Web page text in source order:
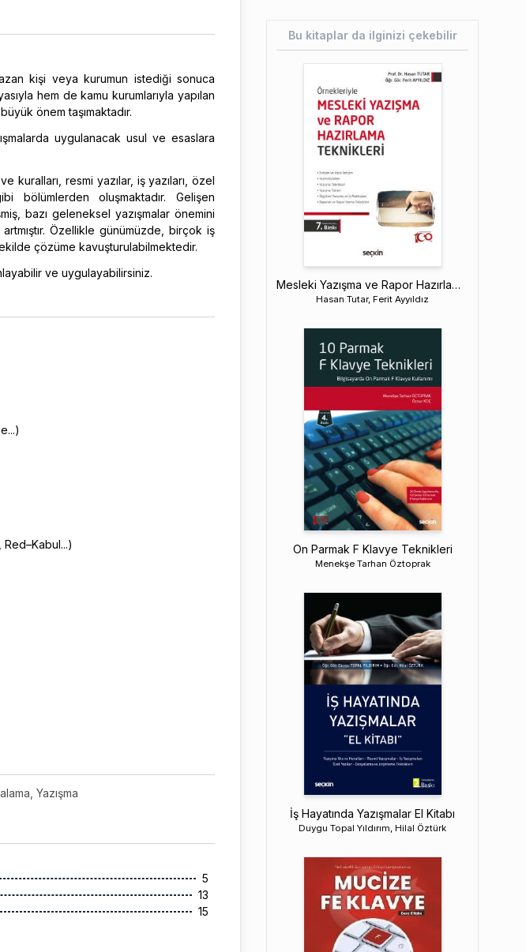
kişi veya kurumun istediği sonuca
hem de kamu kurumlarıyla yapılan
önem taşımaktadır.
uygulanacak usul ve esaslara
kuralları, resmi yazılar, iş yazıları, özel
bölümlerden oluşmaktadır. Gelişen
bazı geleneksel yazışmalar önemini
Özellikle günümüzde, birçok iş
çözüme kavuşturulabilmektedir.
ve uygulayabilirsiniz.
Red–Kabul...)
Yazışma
5
13
15
Bu kitaplar da ilginizi çekebilir
Mesleki Yazışma ve Rapor Hazırlama Teknikleri
Hasan Tutar, Ferit Ayyıldız
On Parmak F Klavye Teknikleri
Menekşe Tarhan Öztoprak
İş Hayatında Yazışmalar El Kitabı
Duygu Topal Yıldırım, Hilal Öztürk